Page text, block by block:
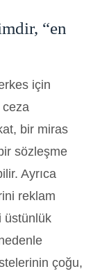
“en
için
ceza
bir miras
sözleşme
Ayrıca
reklam
üstünlük
çoğu,